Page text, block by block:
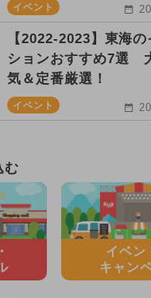
イベント
【2022-2023】東海
ションおすすめ7選
気＆定番厳選！
イベント
む
イベン
キャン